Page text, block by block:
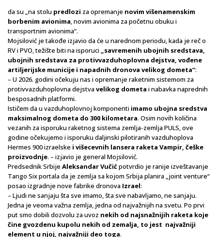
da su „na stolu predlozi za opremanje novim višenamenskim
borbenim avionima, novim avionima za početnu obuku i
transportnim avionima“.
Mojsilović je takođe izjavio da će u narednom periodu, kada je reč o
RV i PVO, težište biti na isporuci „savremenih ubojnih sredstava,
ubojnih sredstava za protivvazduhoplovna dejstva, vođene
artiljerijske municije i napadnih dronova velikog dometa“:
– U 2026. godini očekuju nas i opremanje raketnim sistemom za
protivvazduhoplovna dejstva velikog dometa i nabavka naprednih
besposadnih platformi.
Ističem da u vazduhoplovnoj komponenti imamo ubojna sredstva
maksimalnog dometa do 300 kilometara. Osim novih količina
vezanih za isporuku raketnog sistema zemlja-zemlja PULS, ove
godine očekujemo i isporuku daljinski pilotiranih vazduhoplova
Hermes 900 izraelske i višecevnih lansera raketa Vampir, češke
proizvodnje. – izjavio je general Mojsilović.
Predsednik Srbije Aleksandar Vučićpotvrdio je ranije izveštavanje
Tango Six portala da je zemlja sa kojom Srbija planira „joint venture“
posao izgradnje nove fabrike dronova Izrael:
– Ljudi ne sanjaju šta sve imamo, šta sve nabavljamo, ne sanjaju.
Jedna je veoma važna zemlja, jedna od najvažnijih na svetu. Po prvi
put smo dobili dozvolu za uvoz nekih od najsnažnijih raketa koje
čine gvozdenu kupolu nekih od zemalja, to jest najvažniji
element u njoj, najvažniji deo toga.